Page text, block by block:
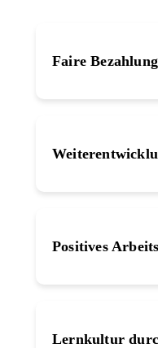
Faire Bezahlung
Positives
Lernkultur